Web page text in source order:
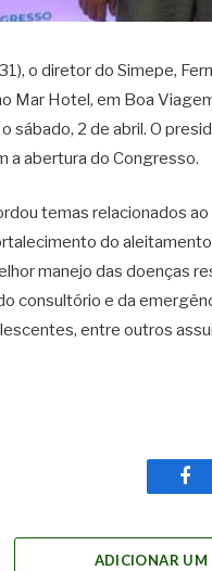
o diretor do Simepe,
Mar Hotel, em Boa
sábado, 2 de abril. O
a abertura do Congresso.
temas relacionados
do
manejo das doenças
consultório e da
entre outros
ADICIONAR UM